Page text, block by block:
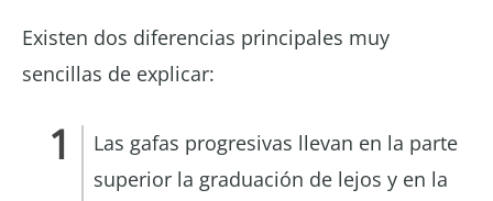
Existen dos diferencias principales muy
sencillas de explicar:
Las gafas progresivas llevan en la parte
superior la graduación de lejos y en la